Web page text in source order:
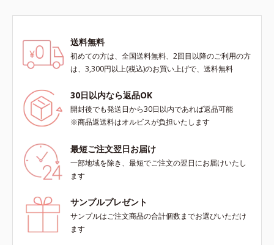
送料無料
初めての方は、全国送料無料、2回目以降のご利用の方
は、3,300円以上(税込)のお買い上げで、送料無料
30日以内なら返品OK
開封後でも発送日から30日以内であれば返品可能
※商品返送料はオルビスが負担いたします
最短ご注文翌日お届け
一部地域を除き、最短でご注文の翌日にお届けいたし
ます
サンプルプレゼント
サンプルはご注文商品の合計個数までお選びいただけ
ます